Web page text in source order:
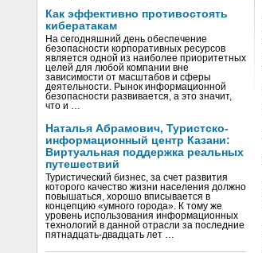
Как эффективно противостоять
кибератакам
На сегодняшний день обеспечение
безопасности корпоративных ресурсов
является одной из наиболее приоритетных
целей для любой компании вне
зависимости от масштабов и сферы
деятельности. Рынок информационной
безопасности развивается, а это значит,
что и …
Наталья Абрамович, Туристско-
информационный центр Казани:
Виртуальная поддержка реальных
путешествий
Туристический бизнес, за счет развития
которого качество жизни населения должно
повышаться, хорошо вписывается в
концепцию «умного города». К тому же
уровень использования информационных
технологий в данной отрасли за последние
пятнадцать-двадцать лет …